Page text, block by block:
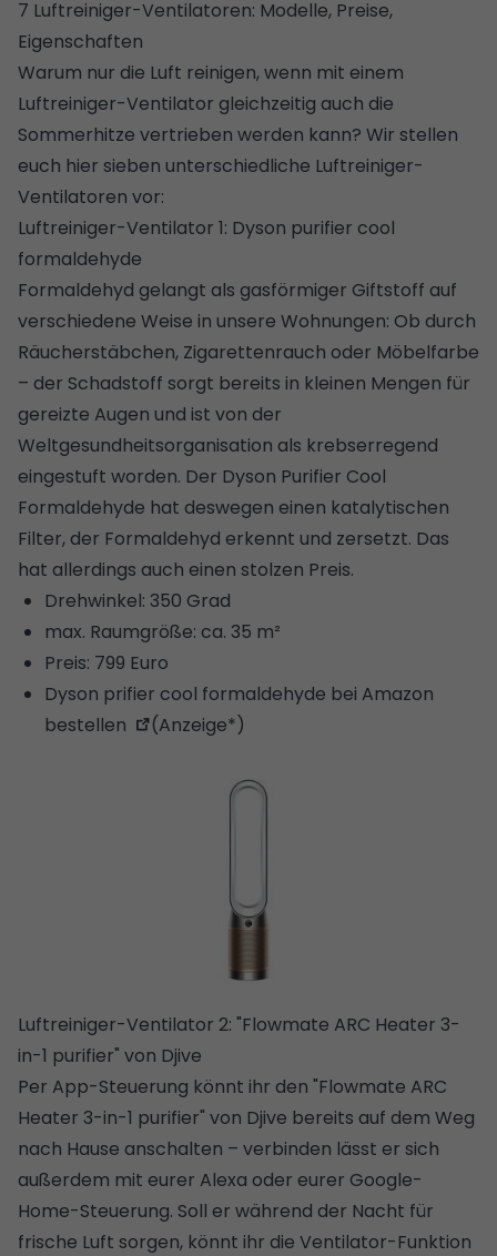
7 Luftreiniger-Ventilatoren: Modelle, Preise,
Eigenschaften
Warum nur die Luft reinigen, wenn mit einem
Luftreiniger-Ventilator gleichzeitig auch die
Sommerhitze vertrieben werden kann? Wir stellen
euch hier sieben unterschiedliche Luftreiniger-
Ventilatoren vor:
Luftreiniger-Ventilator 1: Dyson purifier cool
formaldehyde
Formaldehyd gelangt als gasförmiger Giftstoff auf
verschiedene Weise in unsere Wohnungen: Ob durch
Räucherstäbchen, Zigarettenrauch oder Möbelfarbe
– der Schadstoff sorgt bereits in kleinen Mengen für
gereizte Augen und ist von der
Weltgesundheitsorganisation als krebserregend
eingestuft worden. Der Dyson Purifier Cool
Formaldehyde hat deswegen einen katalytischen
Filter, der Formaldehyd erkennt und zersetzt. Das
hat allerdings auch einen stolzen Preis.
Drehwinkel: 350 Grad
max. Raumgröße: ca. 35 m²
Preis: 799 Euro
Dyson prifier cool formaldehyde bei Amazon
bestellen
(Anzeige*)
Luftreiniger-Ventilator 2: "Flowmate ARC Heater 3-
in-1 purifier" von Djive
Per App-Steuerung könnt ihr den "Flowmate ARC
Heater 3-in-1 purifier" von Djive bereits auf dem Weg
nach Hause anschalten – verbinden lässt er sich
außerdem mit eurer Alexa oder eurer Google-
Home-Steuerung. Soll er während der Nacht für
frische Luft sorgen, könnt ihr die Ventilator-Funktion